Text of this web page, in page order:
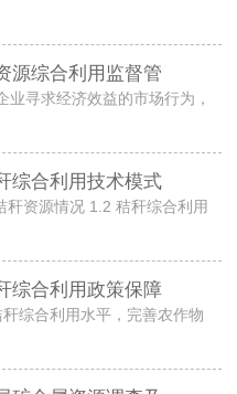
源综合利用监督管
寻求经济效益的市场行为，
综合利用技术模式
资源情况 1.2 秸秆综合利用
综合利用政策保障
综合利用水平，完善农作物